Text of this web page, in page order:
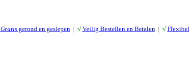
Gratisgerond en geslepen | √ Veilig Bestellen en Betalen | √